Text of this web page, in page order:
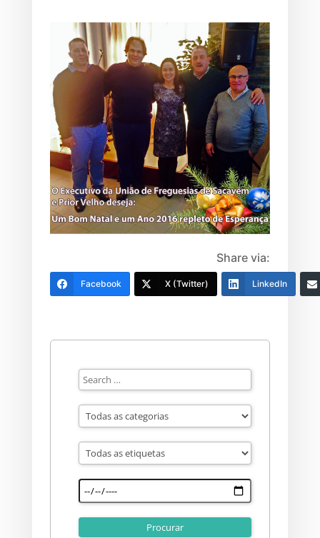
Share via:
Facebook X (Twitter) LinkedIn